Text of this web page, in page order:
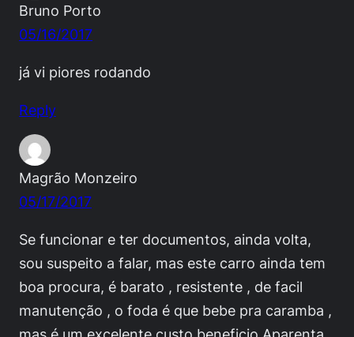
Bruno Porto
05/16/2017
já vi piores rodando
Reply
Magrão Monzeiro
05/17/2017
Se funcionar e ter documentos, ainda volta,
sou suspeito a falar, mas este carro ainda tem
boa procura, é barato , resistente , de facil
manutenção , o foda é que bebe pra caramba ,